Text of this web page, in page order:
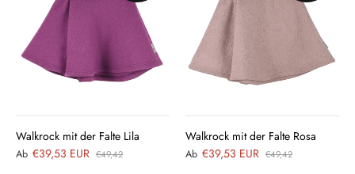
Walkrock mit der Falte Lila
Ab €39,53 EUR €49,42
Walkrock mit der Falte Rosa
Ab €39,53 EUR €49,42